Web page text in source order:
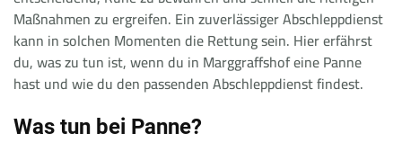
Maßnahmen zu ergreifen. Ein zuverlässiger Abschleppdienst
kann in solchen Momenten die Rettung sein. Hier erfährst
du, was zu tun ist, wenn du in Marggraffshof eine Panne
hast und wie du den passenden Abschleppdienst findest.
Was tun bei Panne?